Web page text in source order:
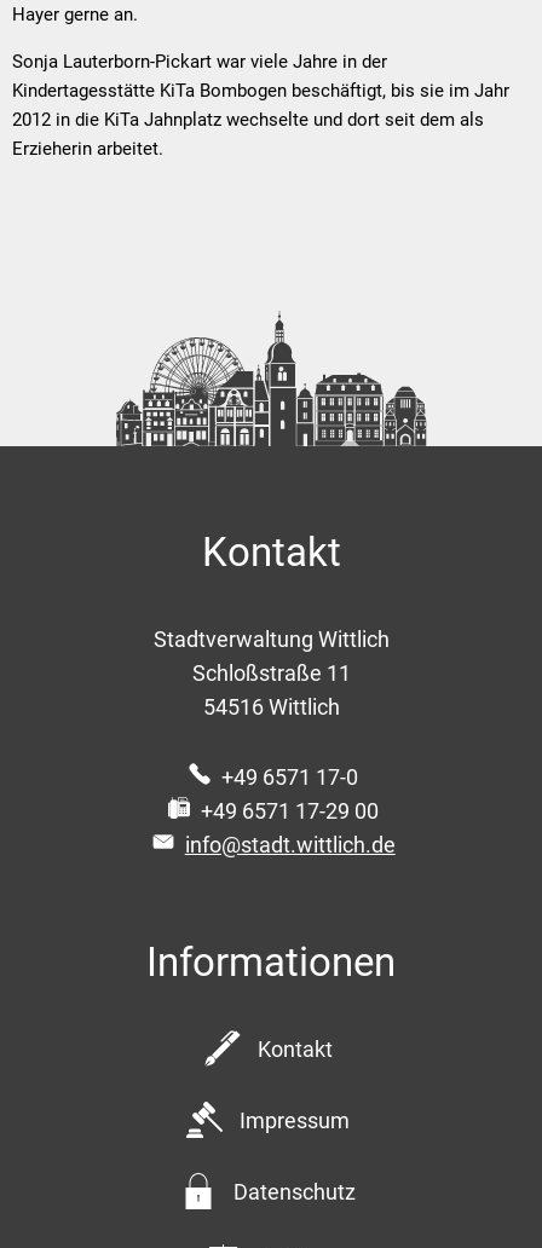
Hayer gerne an.
Sonja Lauterborn-Pickart war viele Jahre in der
Kindertagesstätte KiTa Bombogen beschäftigt, bis sie im Jahr
2012 in die KiTa Jahnplatz wechselte und dort seit dem als
Erzieherin arbeitet.
Kontakt
Stadtverwaltung Wittlich
Schloßstraße 11
54516 Wittlich
+49 6571 17-0
+49 6571 17-29 00
info@stadt.wittlich.de
Informationen
Kontakt
Impressum
Datenschutz